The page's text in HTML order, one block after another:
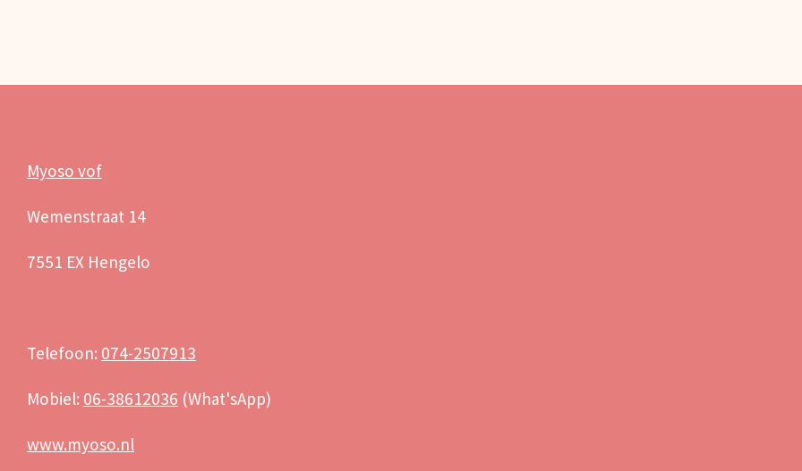
Myoso vof
Wemenstraat 14
7551 EX Hengelo
Telefoon: 074-2507913
Mobiel: 06-38612036 (What'sApp)
www.myoso.nl